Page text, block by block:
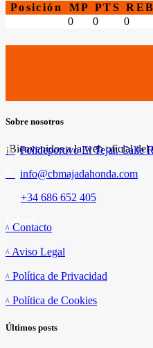
Posición MP PTS REB
0
0 0
Sobre nosotros
¡Bienvenidos a la web oficial
Polideportivo El Tejar. Calle
info@cbmajadahonda.com
+34 686 652 405
Contacto
Aviso Legal
Política de Privacidad
Política de Cookies
Últimos posts